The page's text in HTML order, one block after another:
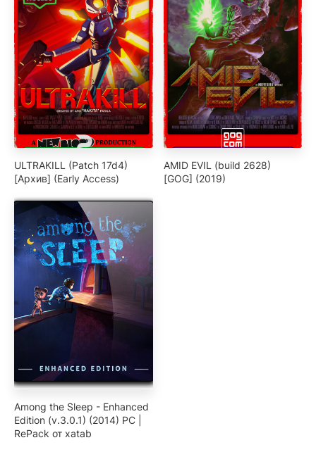
ULTRAKILL (Patch 17d4)
[Архив] (Early Access)
AMID EVIL (build 2628)
[GOG] (2019)
Among the Sleep - Enhanced
Edition (v.3.0.1) (2014) PC |
RePack от xatab